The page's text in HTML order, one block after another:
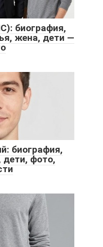
биография,
жена, дети —
биография,
фото,